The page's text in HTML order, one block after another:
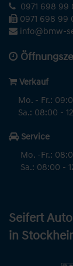
0971 698 99
0971 698 99
info@bmw-
Verkauf
Mo. - Fr.:
Sa.: 08:00 -
Service
Mo. -Fr.:
Sa.: 08:00 -
Seifert
in